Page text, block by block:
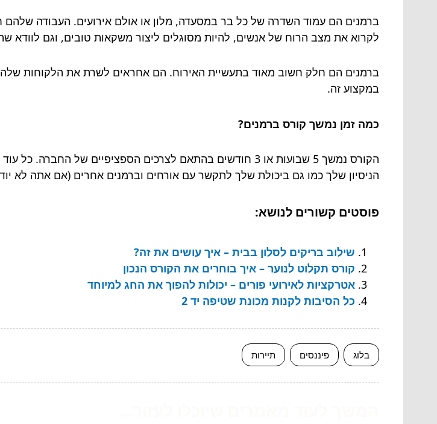
ברמנים הם עמוד השדרה של כל בר במסעדה, מלון או אולם אירועים. העבודה שלהם
לקרוא את מצב הרוח של אנשים, להיות מסוגלים ליצור משקאות טובים, וגם לוודא
ברמנים הם חלק חשוב מאוד בתעשיית האירוח. הם אחראים לשרת את הלקוחות
במקצוע זה.
כמה זמן נמשך קורס ברמנים?
הקורס נמשך 5 שבועות או 3 חודשים בהתאם לצרכים הספציפיים
הניסיון שלך כמו גם ביכולת שלך לתקשר עם אורחים וברמנים אחרים (אם אתה לא
פוסטים קשורים לנושא:
שילוב בריקים לסלון בבית – איך עושים את זה?
קורס תקלוט לנוער – איך בוחרים את הקורס הנכון
אטרקציות לאירועי פורים – יכולות להפוך את החג למיוחד
כל הסיבות לקנות מכונת שטיפה יד 2
בלוג פיננסים תיירות